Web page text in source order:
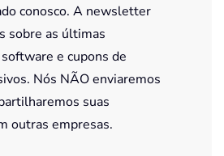
conosco. A newsletter
sobre as últimas
e cupons de
Nós NÃO enviaremos
suas
outras empresas.